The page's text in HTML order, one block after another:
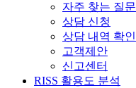
자주 찾는 질문
상담 신청
상담 내역 확인
고객제안
신고센터
RISS 활용도 분석